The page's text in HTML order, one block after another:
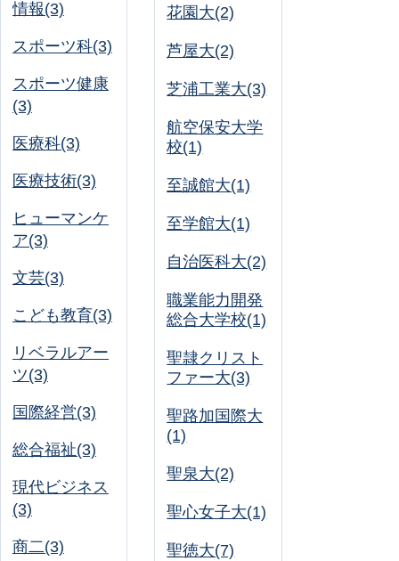
情報(3)
スポーツ科(3)
スポーツ健康
(3)
医療科(3)
医療技術(3)
ヒューマンケ
ア(3)
文芸(3)
こども教育(3)
リベラルアー
ツ(3)
国際経営(3)
総合福祉(3)
現代ビジネス
(3)
商二(3)
花園大(2)
芦屋大(2)
芝浦工業大(3)
航空保安大学
校(1)
至誠館大(1)
至学館大(1)
自治医科大(2)
職業能力開発
総合大学校(1)
聖隷クリスト
ファー大(3)
聖路加国際大
(1)
聖泉大(2)
聖心女子大(1)
聖徳大(7)